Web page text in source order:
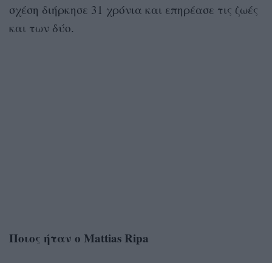
σχέση διήρκησε 31 χρόνια και επηρέασε τις ζωές
και των δύο.
Ποιος ήταν ο Mattias Ripa